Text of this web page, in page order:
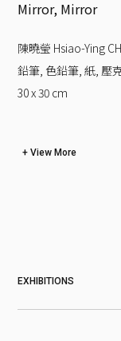
Mirror, Mirror
陳曉瑩 Hsiao-Ying
鉛筆, 色鉛筆, 紙, 壓
30 x 30 cm
View More
EXHIBITIONS